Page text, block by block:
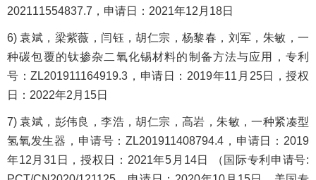
202111554837.7，申请日：2021年12月18日
6) 袁斌，梁紫薇，闫钰，胡仁宗，杨黎春，刘军，朱敏，一
种碳包覆的钛掺杂二氧化锡材料的制备方法与应用，专利
号：ZL201911164919.3，申请日：2019年11月25日，授权
日：2022年2月15日
7) 袁斌，彭伟良，李浩，胡仁宗，高岩，朱敏，一种紧凑型
氢氧发生器，申请号：ZL201911408794.4，申请日：2019
年12月31日，授权日：2021年5月14日 （国际专利申请号: